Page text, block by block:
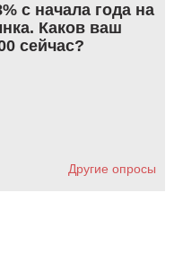
с начала года на
Каков ваш
сейчас?
Другие опросы